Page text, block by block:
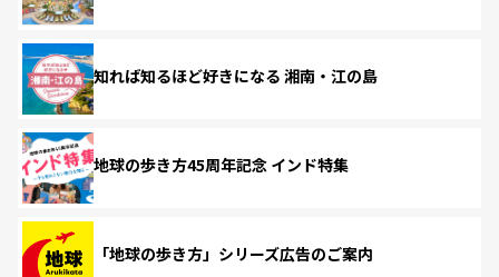
知れば知るほど好きになる 湘南・江の島
地球の歩き方45周年記念 インド特集
「地球の歩き方」シリーズ広告のご案内